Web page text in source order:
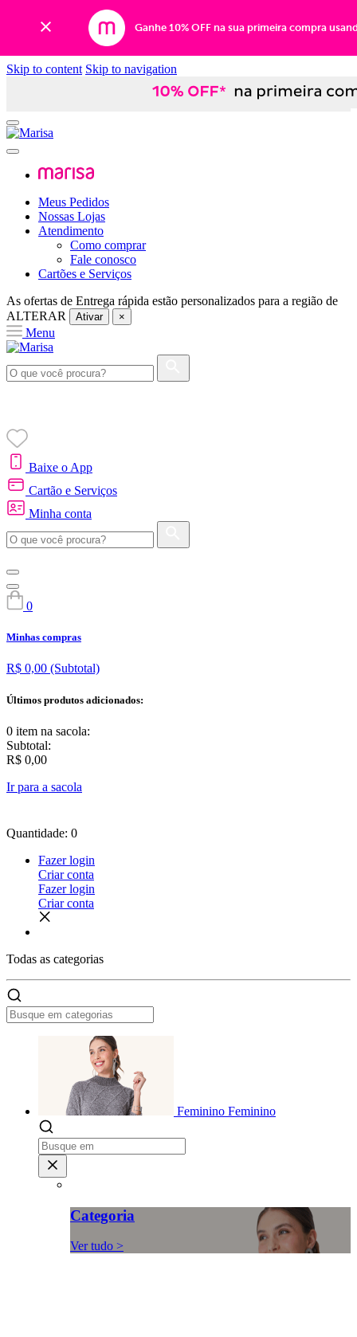
Ganhe 10% OFF na sua primeira compra
Skip to content Skip to navigation
Meus Pedidos
Nossas Lojas
Atendimento
Como comprar
Fale conosco
Cartões e Serviços
As ofertas de Entrega rápida estão personalizados para a região de
ALTERAR
Ativar ×
Menu
Baixe o App
Cartão e Serviços
Minha conta
0
Minhas compras
R$ 0,00 (Subtotal)
Últimos produtos adicionados:
0 item na sacola:
Subtotal:
R$ 0,00
Ir para a sacola
Quantidade: 0
Fazer login
Criar conta
Fazer login
Criar conta
Todas as categorias
Feminino Feminino
Categoria
Ver tudo >